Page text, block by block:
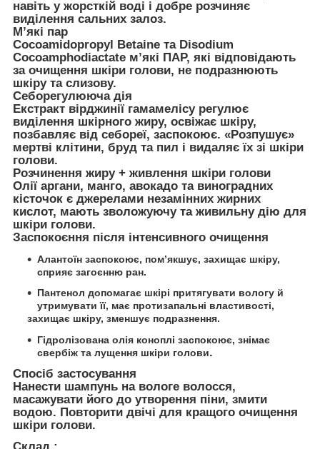
навіть у жорсткій воді і добре розчиняє
виділення сальних залоз.
М’які пар
Cocoamidopropyl Betaine та Disodium
Cocoamphodiactate м’які ПАР, які відповідають
за очищення шкіри голови, не подразнюють
шкіру та слизову.
Себорегулююча дія
Екстракт вірджинії гамамелісу регулює
виділення шкірного жиру, освіжає шкіру,
позбавляє від себореї, заспокоює. «Розпушує»
мертві клітини, бруд та пил і видаляє їх зі шкіри
голови.
Розчинення жиру + живлення шкіри голови
Олії аргани, манго, авокадо та виноградних
кісточок є джерелами незамінних жирних
кислот, мають зволожуючу та живильну дію для
шкіри голови.
Заспокоєння після інтенсивного очищення
Алантоїн заспокоює, пом’якшує, захищає шкіру,
сприяє загоєнню ран.
Пантенол допомагає шкірі притягувати вологу й
утримувати її, має протизапальні властивості,
захищає шкіру, зменшує подразнення.
Гідролізована олія коноплі заспокоює, знімає
свербіж та лущення шкіри голови.
Спосіб застосування
Нанести шампунь на вологе волосся,
масажувати його до утворення піни, змити
водою. Повторити двічі для кращого очищення
шкіри голови.
Склад :